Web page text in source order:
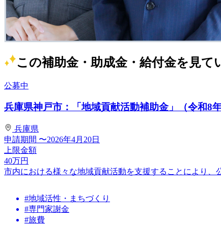
この補助金・助成金・給付金を見て
公募中
兵庫県神戸市：「地域貢献活動補助金」（令和8年
兵庫県
申請期間 〜2026年4月20日
上限金額
40万円
市内における様々な地域貢献活動を支援することにより、
#地域活性・まちづくり
#専門家謝金
#旅費